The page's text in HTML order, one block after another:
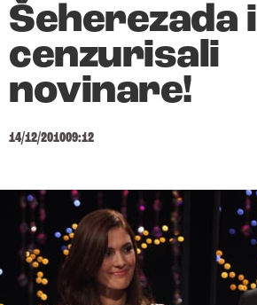
Šeherezada
cenzurisali
novinare!
14/12/201009:12